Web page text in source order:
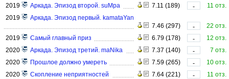
2019
Аркада. Эпизод второй. suMpa 7.11 (189) -
11 отз.
2019
Аркада. Эпизод первый. kamataYan
7.46 (297)
-
22 отз.
2019
Самый главный приз 6.79 (178) -
12 отз.
2020
Аркада. Эпизод третий. maNika 7.37 (140) -
7 отз.
2020
Прошлое должно умереть 7.59 (265) -
10 отз.
2020
Скопление неприятностей 7.64 (221) -
11 отз.